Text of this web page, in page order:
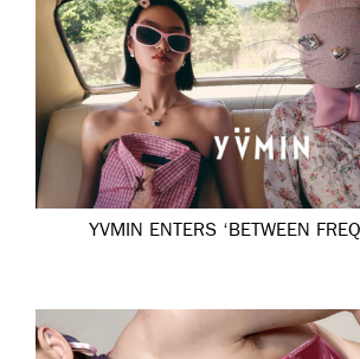
YVMIN ENTERS ‘BETWEEN